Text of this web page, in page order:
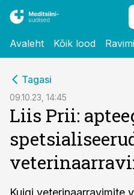
Avaleht Kõik lood
Tagasi
09.10.23, 14:45
Liis Prii:
Kuigi veterinaarravimite